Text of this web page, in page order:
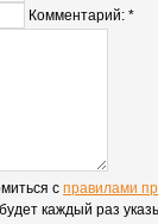
Комментарий: *
с правилами
каждый раз